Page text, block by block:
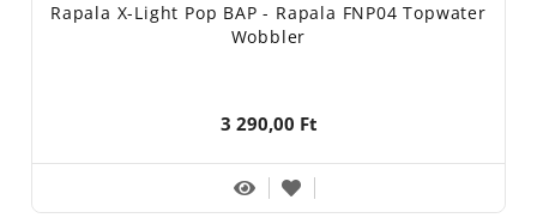
Rapala X-Light Pop BAP - Rapala FNP04 Topwater
Wobbler
3 290,00 Ft